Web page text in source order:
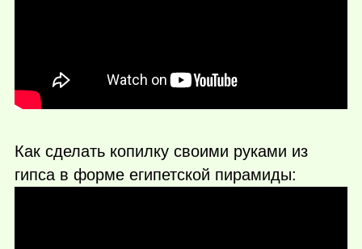
Как сделать копилку своими руками из
гипса в форме египетской пирамиды: